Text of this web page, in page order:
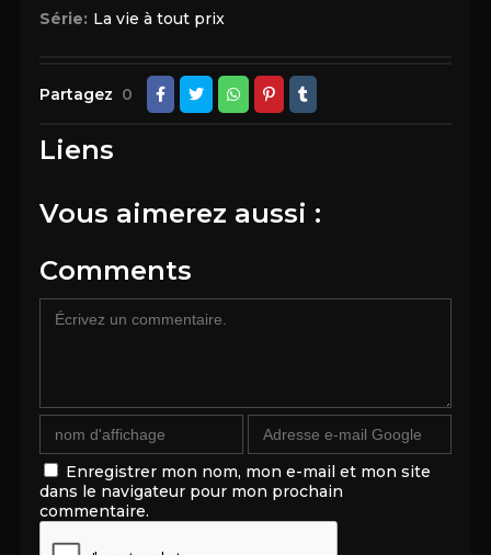
Série: La vie à tout prix
Partagez 0
Liens
Vous aimerez aussi :
Comments
Enregistrer mon nom, mon e-mail et mon site
dans le navigateur pour mon prochain
commentaire.